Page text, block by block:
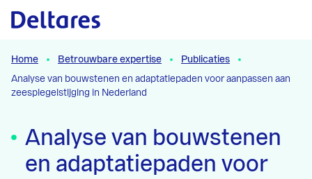
Naar hoofdcontent
Home Betrouwbare expertise
Publicaties
Analyse van bouwstenen en adaptatiepaden voor aanpassen aan
zeespiegelstijging in Nederland
Analyse van bouwstenen
en adaptatiepaden voor